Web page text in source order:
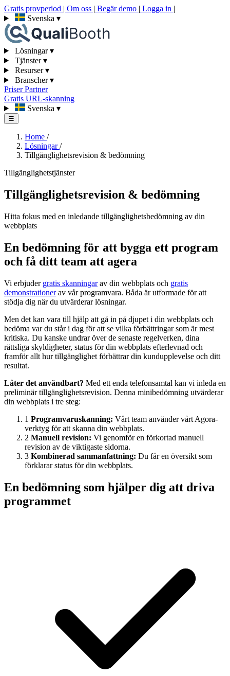
Gratis provperiod | Om oss | Begär demo | Logga in |
Svenska ▾
Lösningar▾
Tjänster▾
Resurser▾
Branscher▾
PriserPartner
Gratis URL-skanning
Svenska ▾
☰
Home /
Lösningar/
Tillgänglighetsrevision & bedömning
Tillgänglighetstjänster
Tillgänglighetsrevision & bedömning
Hitta fokus med en inledande tillgänglighetsbedömning av din
webbplats
En bedömning för att bygga ett program
och få ditt team att agera
Vi erbjuder gratis skanningarav din webbplats och gratis
demonstrationerav vår programvara. Båda är utformade för att
stödja dig när du utvärderar lösningar.
Men det kan vara till hjälp att gå in på djupet i din webbplats och
bedöma var du står i dag för att se vilka förbättringar som är mest
kritiska. Du kanske undrar över de senaste regelverken, dina
rättsliga skyldigheter, status för din webbplats efterlevnad och
framför allt hur tillgänglighet förbättrar din kundupplevelse och ditt
resultat.
Låter det användbart? Med ett enda telefonsamtal kan vi inleda en
preliminär tillgänglighetsrevision. Denna minibedömning utvärderar
din webbplats i tre steg:
1 Programvaruskanning: Vårt team använder vårt Agora-
verktyg för att skanna din webbplats.
2 Manuell revision: Vi genomför en förkortad manuell
revision av de viktigaste sidorna.
3 Kombinerad sammanfattning: Du får en översikt som
förklarar status för din webbplats.
En bedömning som hjälper dig att driva
programmet